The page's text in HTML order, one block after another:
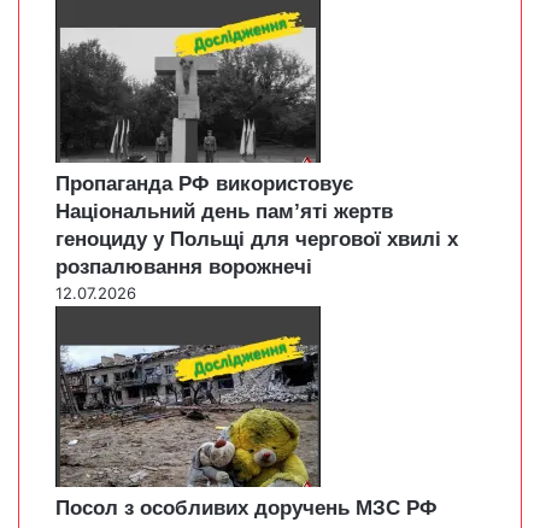
Пропаганда РФ використовує
Національний день пам’яті жертв
геноциду у Польщі для чергової хвилі х
розпалювання ворожнечі
12.07.2026
Посол з особливих доручень МЗС РФ